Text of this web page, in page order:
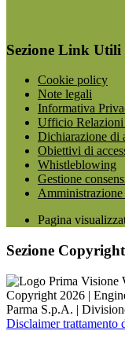
Sezione Link Utili
Cookie policy
Note legali
Informativa
Ufficio
Dichiarazione di
Obiettivi di
Whistleblowing
Gestione
Amministrazione
Pagina
Sezione Copyright
Copyright 2026 |
Parma S.p.A. |
Disclaimer trattamento